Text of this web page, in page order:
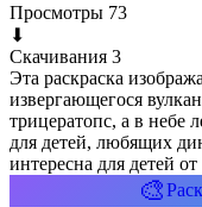
Просмотры 73
⬇
Скачивания 3
Эта раскраска
извергающегося
трицератопс, а в небе
для детей, любящих
интересна для детей от
🎨